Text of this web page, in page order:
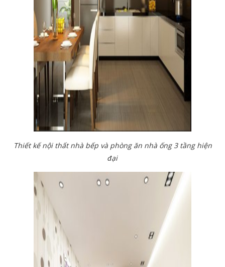
Thiết kế nội thất nhà bếp và phòng ăn nhà ống 3 tầng hiện
đại